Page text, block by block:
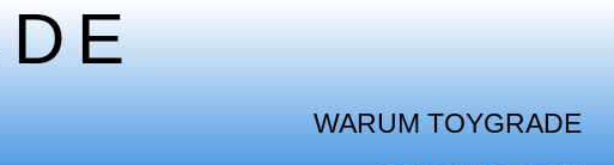
WARUM TOYGRADE